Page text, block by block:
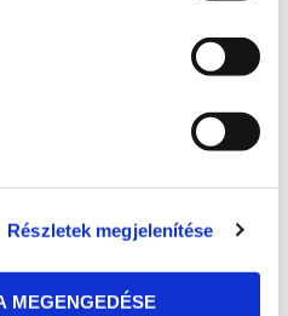
Részletek megjelenítése
MEGENGEDÉSE